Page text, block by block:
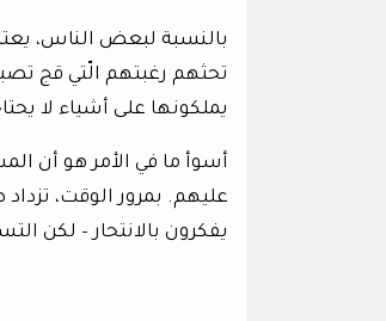
بالنسبة لبعض الناس،
تحثهم رغبتهم الّتي قج
يملكونها على أشياء لا
أسوأ ما في الأمر هو أن
عليهم. بمرور الوقت،
يفكرون بالانتحار – لكن